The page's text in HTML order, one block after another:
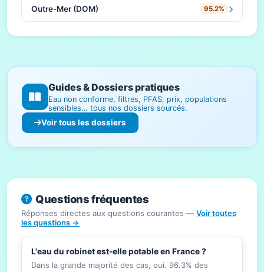
Outre-Mer (DOM) 95.2%
Guides & Dossiers pratiques
Eau non conforme, filtres, PFAS, prix, populations
sensibles… tous nos dossiers sourcés.
Voir tous les dossiers
Questions fréquentes
Réponses directes aux questions courantes — Voir toutes
les questions →
L'eau du robinet est-elle potable en France ?
Dans la grande majorité des cas, oui. 96.3% des